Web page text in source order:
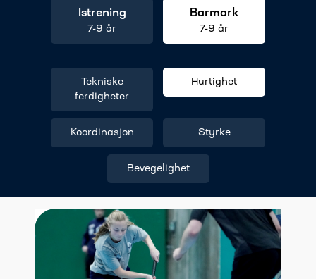
Istrening
7-9 år
Barmark
7-9 år
Tekniske
ferdigheter
Hurtighet
Koordinasjon Styrke
Bevegelighet